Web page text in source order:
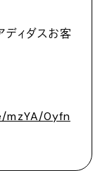
ィダスお客
mzYA/0yfn